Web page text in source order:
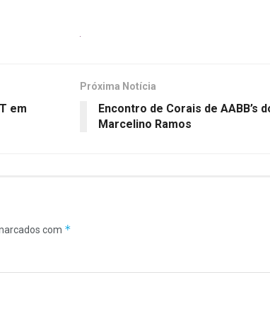
em
Próxima Notícia
Encontro de Corais de AABB’s
Marcelino Ramos
com *